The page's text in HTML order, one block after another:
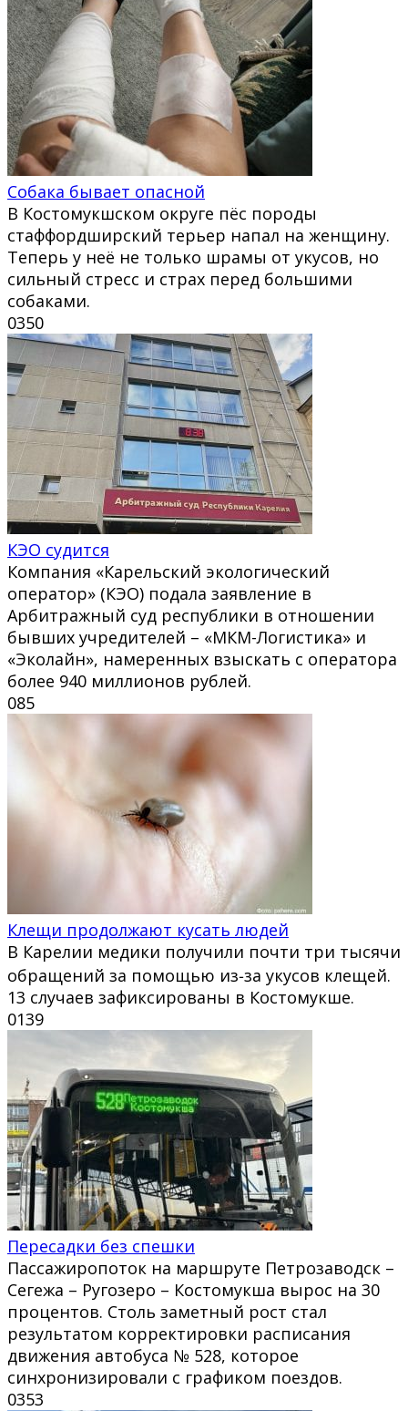
Собака бывает опасной
В Костомукшском округе пёс породы
стаффордширский терьер напал на женщину.
Теперь у неё не только шрамы от укусов, но
сильный стресс и страх перед большими
собаками.
0350
КЭО судится
Компания «Карельский экологический
оператор» (КЭО) подала заявление в
Арбитражный суд республики в отношении
бывших учредителей – «МКМ-Логистика» и
«Эколайн», намеренных взыскать с оператора
более 940 миллионов рублей.
085
Клещи продолжают кусать людей
В Карелии медики получили почти три тысячи
обращений за помощью из‑за укусов клещей.
13 случаев зафиксированы в Костомукше.
0139
Пересадки без спешки
Пассажиропоток на маршруте Петрозаводск –
Сегежа – Ругозеро – Костомукша вырос на 30
процентов. Столь заметный рост стал
результатом корректировки расписания
движения автобуса № 528, которое
синхронизировали с графиком поездов.
0353